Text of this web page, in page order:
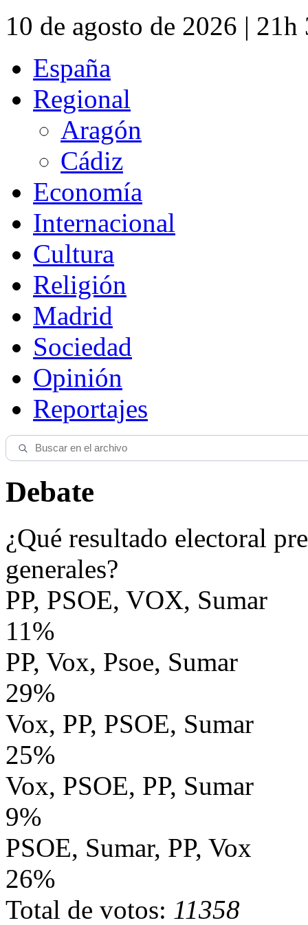
10 de agosto de 2026 |
España
Regional
Aragón
Cádiz
Economía
Internacional
Cultura
Religión
Madrid
Sociedad
Opinión
Reportajes
Debate
¿Qué resultado electoral
generales?
PP, PSOE, VOX, Sumar
11%
PP, Vox, Psoe, Sumar
29%
Vox, PP, PSOE, Sumar
25%
Vox, PSOE, PP, Sumar
9%
PSOE, Sumar, PP, Vox
26%
Total de votos: 11358